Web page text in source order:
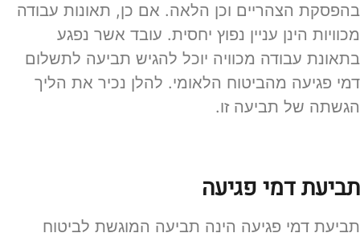
בהפסקת הצהריים וכן הלאה. אם כן, תאונות עבודה
מכוויות הינן עניין נפוץ יחסית. עובד אשר נפגע
בתאונת עבודה מכוויה יוכל להגיש תביעה לתשלום
דמי פגיעה מהביטוח הלאומי. להלן נכיר את הליך
הגשתה של תביעה זו.
תביעת דמי פגיעה
תביעת דמי פגיעה הינה תביעה המוגשת לביטוח